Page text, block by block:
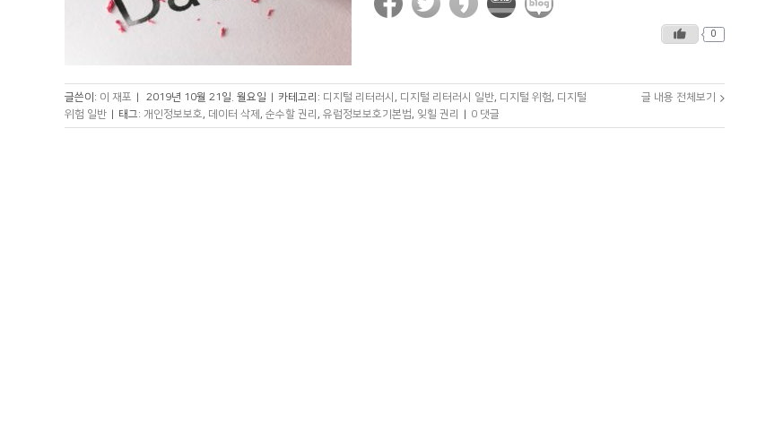
0
글쓴이: 이 재포 | 2019년 10월 21일. 월요일 | 카테고리: 디지털 리터러시 , 디지털 리터러시 일반, 디지털 위험, 디지털
위험 일반 | 태그: 개인정보보호, 데이터 삭제 , 순수할 권리 , 유럽정보보호기본법, 잊힐 권리 | 0 댓글
글 내용 전체보기